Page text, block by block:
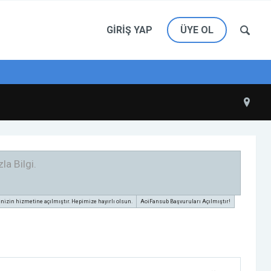
GIRIŞ YAP ÜYE OL
Bilgi.
hizmetine açılmıştır. Hepimize hayırlı olsun. AoiFansub Başvuruları Açılmıştır!